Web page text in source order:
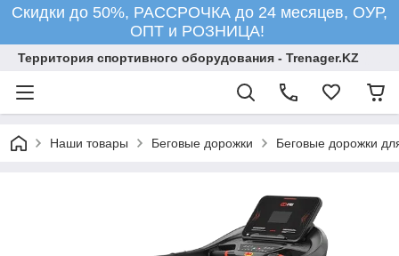
Скидки до 50%, РАССРОЧКА до 24 месяцев, ОУР,
ОПТ и РОЗНИЦА!
Территория спортивного оборудования - Trenager.KZ
Наши товары Беговые дорожки Беговые дорожки